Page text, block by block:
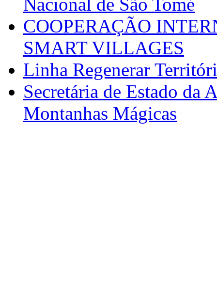
COOPERAÇÃO
SMART VILLAGES
Linha Regenerar
Secretária de Estado da
Montanhas Mágicas